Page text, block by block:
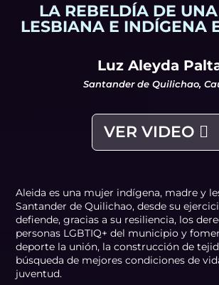
LA REBELDÍA DE
LESBIANA E INDÍGENA
Luz Aleyda
Santander de Quilichao,
VER VIDEO
Aleida es una mujer indígena, madre y
Santander de Quilichao, desde su
defiende, gracias a su resiliencia, los
personas LGBTIQ+ del municipio y
deporte la unión, la construcción de
búsqueda de mejores condiciones de
juventud.